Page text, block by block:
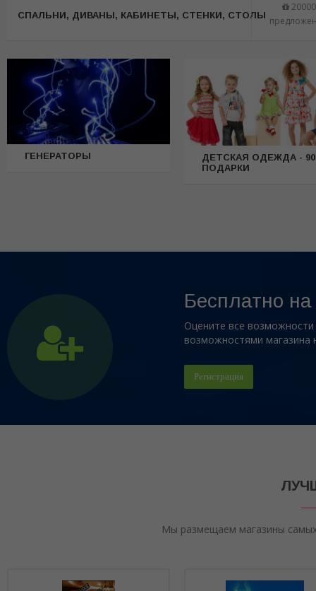
CПАЛЬНИ, ДИВАНЫ, КАБИНЕТЫ, СТЕНКИ, СТОЛЫ
20000
ГЕНЕРАТОРЫ
ДЕТСКАЯ ОДЕЖДА -
ПОДАРКИ
Бесплатно
Оцените все
возможностями магазина
Регистрация
Мы размещаем магазины